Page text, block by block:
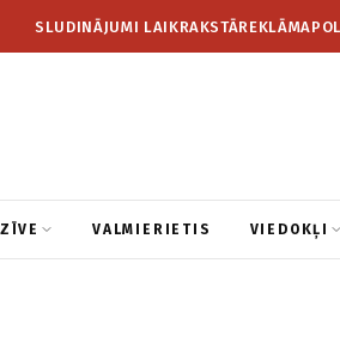
SLUDINĀJUMI LAIKRAKSTĀREKLĀMA
VALMIERIETIS VIEDOKĻI